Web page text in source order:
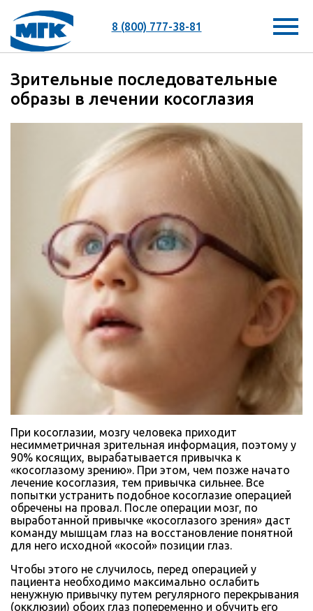
8 (800) 777-38-81
Зрительные последовательные
образы в лечении косоглазия
При косоглазии, мозгу человека приходит
несимметричная зрительная информация, поэтому у
90% косящих, вырабатывается привычка к
«косоглазому зрению». При этом, чем позже начато
лечение косоглазия, тем привычка сильнее. Все
попытки устранить подобное косоглазие операцией
обречены на провал. После операции мозг, по
выработанной привычке «косоглазого зрения» даст
команду мышцам глаз на восстановление понятной
для него исходной «косой» позиции глаз.
Чтобы этого не случилось, перед операцией у
пациента необходимо максимально ослабить
ненужную привычку путем регулярного перекрывания
(окклюзии) обоих глаз попеременно и обучить его